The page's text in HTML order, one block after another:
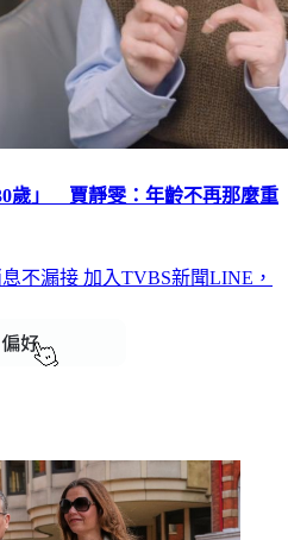
歲」 賈靜雯：年齡不再那麼重
不漏接 加入TVBS新聞LINE，